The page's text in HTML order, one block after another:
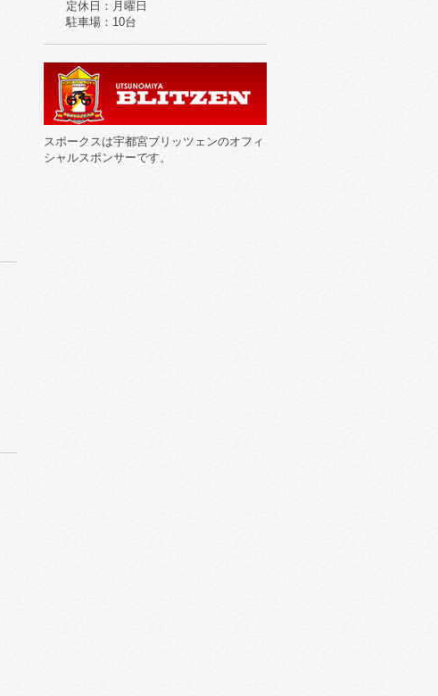
定休日：月曜日
駐車場：10台
スポークスは宇都宮ブリッツェンのオフィ
シャルスポンサーです。